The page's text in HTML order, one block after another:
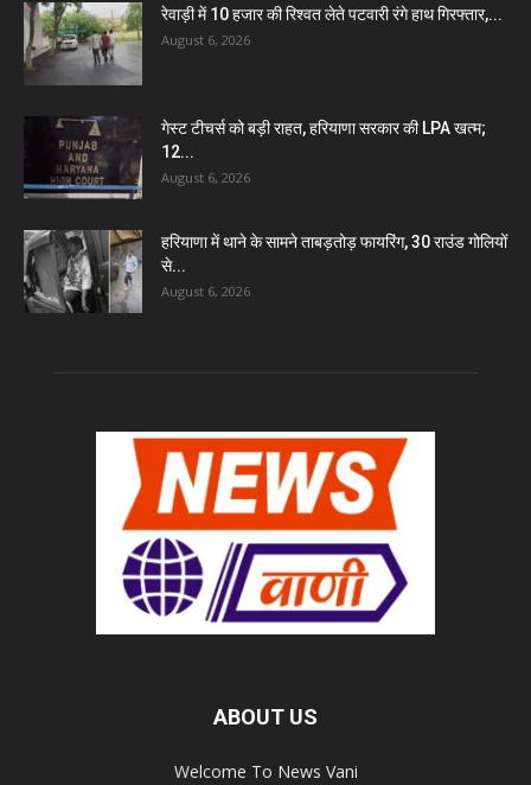
रेवाड़ी में 10 हजार की रिश्वत लेते पटवारी रंगे हाथ गिरफ्तार,...
August 6, 2026
गेस्ट टीचर्स को बड़ी राहत, हरियाणा सरकार की LPA खत्म;
12...
August 6, 2026
हरियाणा में थाने के सामने ताबड़तोड़ फायरिंग, 30 राउंड गोलियों
से...
August 6, 2026
ABOUT US
Welcome To News Vani